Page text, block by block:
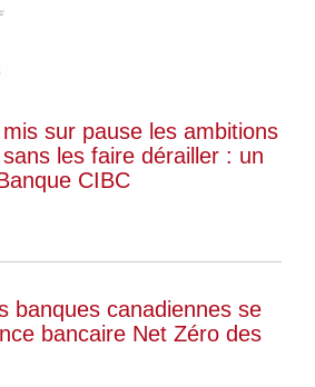
sur pause les ambitions
les faire dérailler : un
CIBC
banques canadiennes se
bancaire Net Zéro des